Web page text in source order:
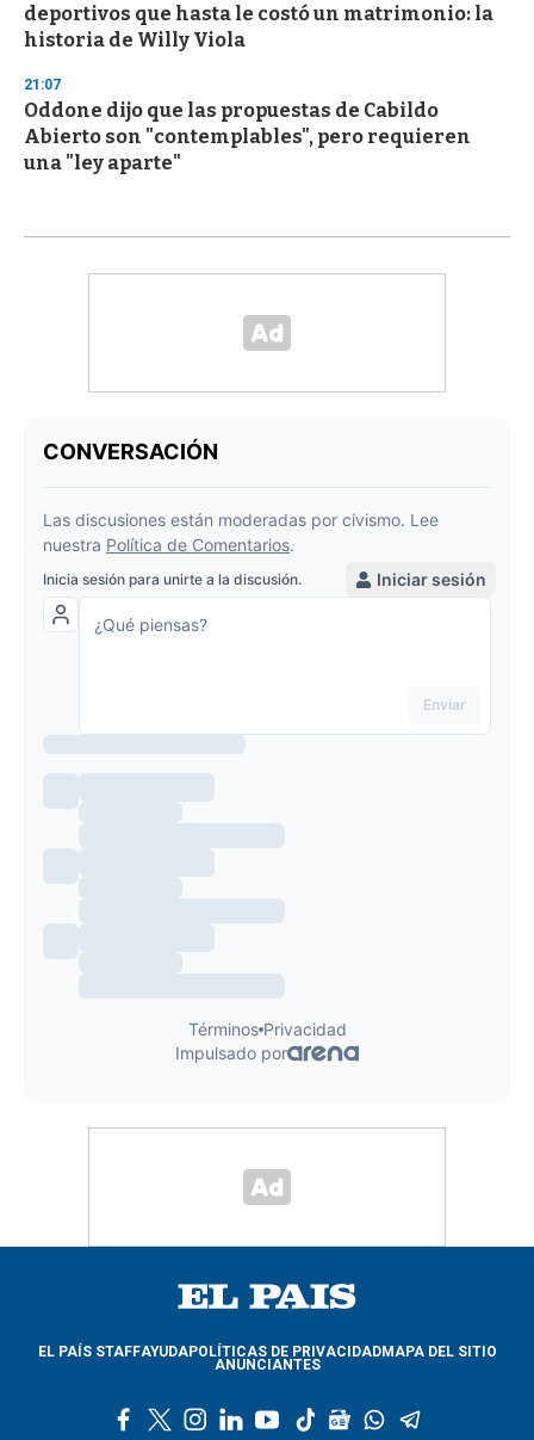
deportivos que hasta le costó un matrimonio: la
historia de Willy Viola
21:07
Oddone dijo que las propuestas de Cabildo
Abierto son "contemplables", pero requieren
una "ley aparte"
EL PAÍS STAFFAYUDAPOLÍTICAS DE PRIVACIDADMAPA DEL SITIO
ANUNCIANTES
l
y
t
g
w